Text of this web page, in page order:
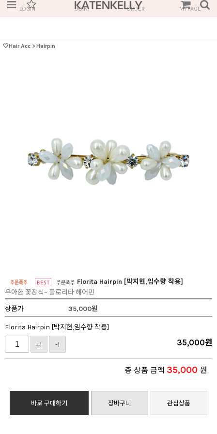
LOGIN JOIN ORDER MYPAGE
🤍Hair Acc > Hairpin
Florita Hairpin [박지현,임수향 착용]
우아한 꽃장식~ 플로리타 헤어핀
상품가
35,000원
Florita Hairpin [박지현,임수향 착용]
+1 -1 35,000원
총 상품 금액 35,000 원
바로 구매하기 장바구니 관심상품